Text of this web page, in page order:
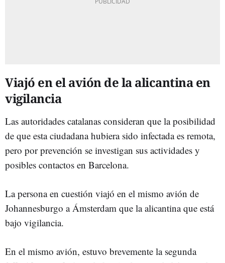
Viajó en el avión de la alicantina en
vigilancia
Las autoridades catalanas consideran que la posibilidad
de que esta ciudadana hubiera sido infectada es remota,
pero por prevención se investigan sus actividades y
posibles contactos en Barcelona.
La persona en cuestión viajó en el mismo avión de
Johannesburgo a Ámsterdam que la alicantina que está
bajo vigilancia.
En el mismo avión, estuvo brevemente la segunda